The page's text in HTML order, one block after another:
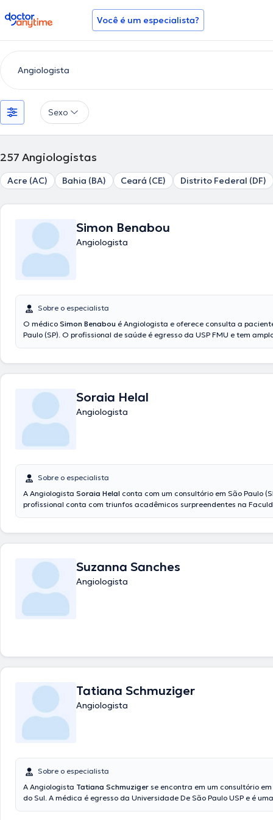
doctoranytime Você é um especialista?
Sexo
257 Angiologistas
Acre (AC) Bahia (BA) Ceará (CE) Distrito Federal (DF)
Simon Benabou
Angiologista
Sobre o especialista
O médico Simon Benabou é Angiologista e oferece consulta a
Paulo (SP). O profissional de saúde é egresso da USP FMU e tem
difundiu diferentes publicações. A consulta pode ser realizada em
Inglês.
Soraia Helal
Angiologista
Sobre o especialista
A Angiologista Soraia Helal conta com um consultório em São Paulo
profissional conta com triunfos acadêmicos surpreendentes na
especialização e já submeteu relevantes publicações. Português Inglês
usados pela profissional de saúde.
Suzanna Sanches
Angiologista
Tatiana Schmuziger
Angiologista
Sobre o especialista
A Angiologista Tatiana Schmuziger se encontra em um consultório
do Sul. A médica é egresso da Universidade De São Paulo USP e é